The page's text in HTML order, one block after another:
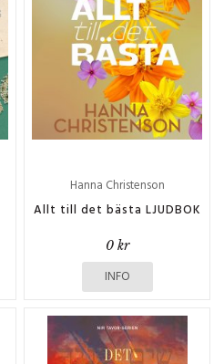
Hanna Christenson
Allt till det bästa LJUDBOK
0 kr
INFO